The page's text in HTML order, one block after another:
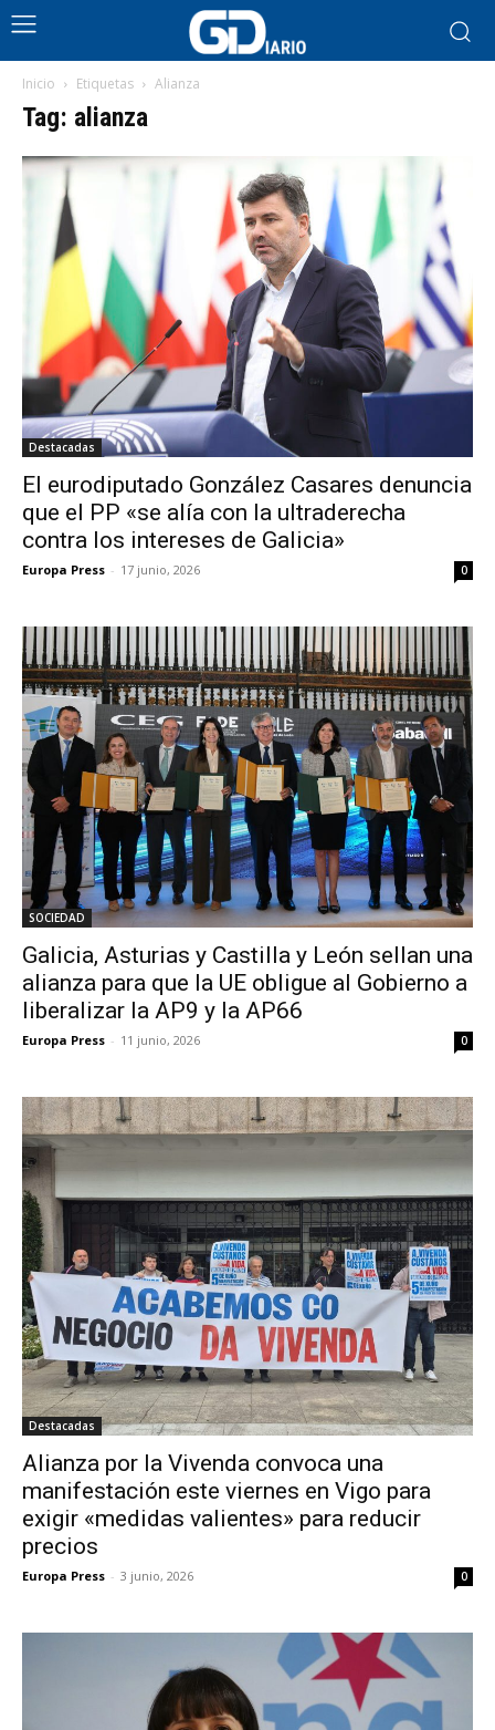
Inicio Etiquetas Alianza
Tag: alianza
Destacadas
El eurodiputado González Casares denuncia
que el PP «se alía con la ultraderecha
contra los intereses de Galicia»
Europa Press - 17 junio, 2026 0
SOCIEDAD
Galicia, Asturias y Castilla y León sellan una
alianza para que la UE obligue al Gobierno a
liberalizar la AP9 y la AP66
Europa Press - 11 junio, 2026 0
Destacadas
Alianza por la Vivenda convoca una
manifestación este viernes en Vigo para
exigir «medidas valientes» para reducir
precios
Europa Press - 3 junio, 2026 0